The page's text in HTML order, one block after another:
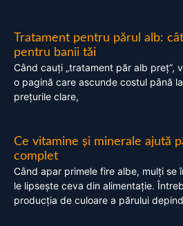
Tratament pentru părul alb:
pentru banii tăi
Când cauți „tratament păr alb preț”,
o pagină care ascunde costul până
prețurile clare,
Ce vitamine și minerale ajută
complet
Când apar primele fire albe, mulți se
le lipsește ceva din alimentație.
producția de culoare a părului